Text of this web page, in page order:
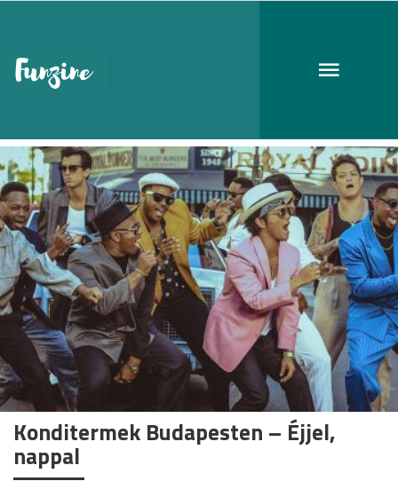
Konditermek Budapesten – Éjjel,
nappal